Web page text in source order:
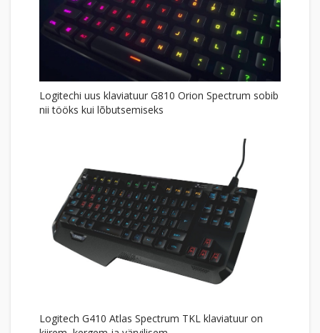
Logitechi uus klaviatuur G810 Orion Spectrum sobib
nii tööks kui lõbutsemiseks
Logitech G410 Atlas Spectrum TKL klaviatuur on